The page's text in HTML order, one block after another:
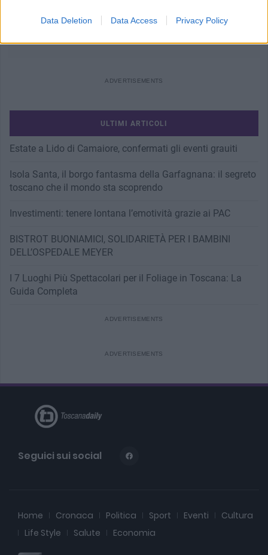
Data Deletion Data Access Privacy Policy
Livorno: un arsenale in garage,
ULTIMI ARTICOLI
Estate a Lido di Camaiore, confermati gli eventi grauiti
Isola Santa, il borgo fantasma della Garfagnana: il segreto
toscano che il mondo sta scoprendo
Investimenti: tenere lontana l’emotività grazie ai PAC
BISTROT BUONIAMICI, SOLIDARIETÀ PER I BAMBINI
DELL’OSPEDALE MEYER
I 7 Luoghi Più Spettacolari per il Foliage in Toscana: La
Guida Completa
Seguici sui social
Home Cronaca Politica Sport Eventi
Cultura
Life Style
Salute Economia